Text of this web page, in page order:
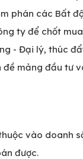
phán các Bất
ty để chốt
- Đại lý, thúc
mảng đầu tư
vào doanh
được.